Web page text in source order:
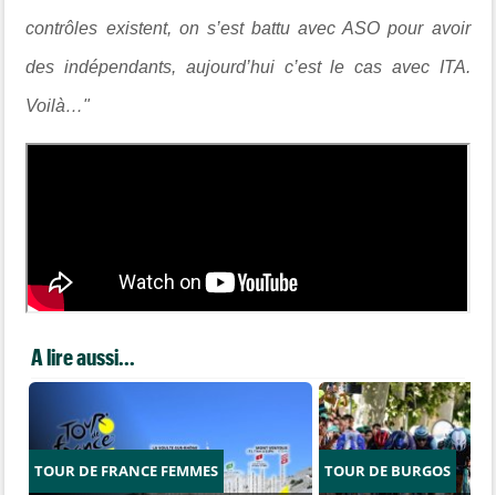
contrôles existent, on s’est battu avec ASO pour avoir
des indépendants, aujourd’hui c’est le cas avec ITA.
Voilà…"
A lire aussi...
TOUR DE FRANCE FEMMES TOUR DE BURGOS